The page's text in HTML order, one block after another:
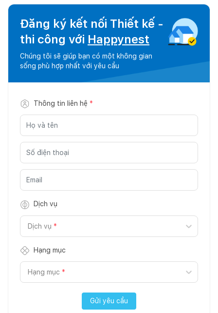
Đăng ký kết nối Thiết kế -
thi công với Happynest
Chúng tôi sẽ giúp bạn có một không gian
sống phù hợp nhất với yêu cầu
Thông tin liên hệ *
Dịch vụ
Dịch vụ *
Hạng mục
Hạng mục *
Gửi yêu cầu